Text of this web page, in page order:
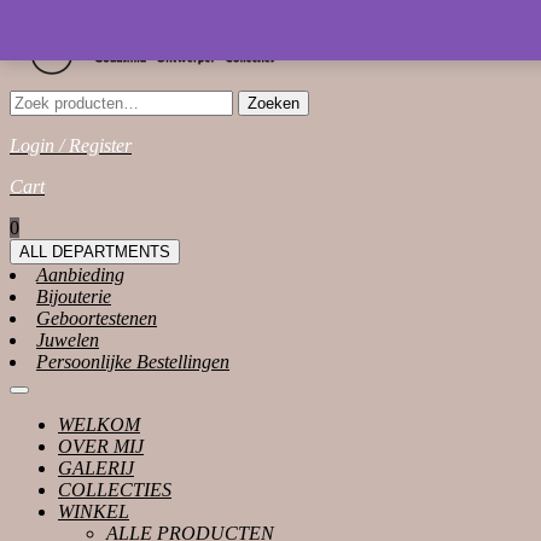
content
Zoeken
naar:
Zoeken
Login / Register
Login
Register
Cart
shopping
cart
0
ALL DEPARTMENTS
Aanbieding
Bijouterie
Geboortestenen
Juwelen
Persoonlijke Bestellingen
Open
ButtonWELKOM
OVER MIJ
GALERIJ
COLLECTIES
WINKEL
ALLE PRODUCTEN